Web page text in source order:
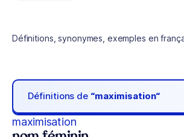
Définitions, synonymes, exemples en
Définitions de “maximisation“
maximisation